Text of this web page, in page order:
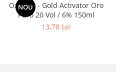
NOU
Oxidant - Gold Activator Oro
Puro 20 Vol / 6% 150ml
13,70 Lei